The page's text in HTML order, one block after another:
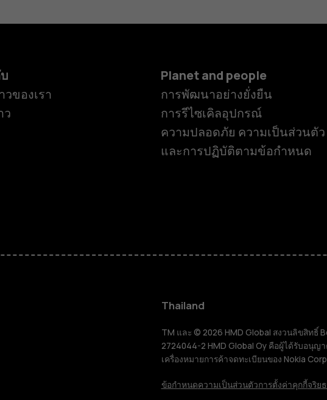
สมาร์ทโฟน
ฟีเจอร์โฟน
อุปกรณ์เสริม
วของเรา
ว
Planet and people
การพัฒนาอย่างยั่งยืน
การรีไซเคิลอุปกรณ์
ความปลอดภัย ความเป็นส่วนตัว
และการปฏิบัติตามข้อกำหนด
Thailand
TM และ © 2026 HMD Global สงวนลิขสิทธิ์
2724044-2 HMD Global Oy คือผู้ได้รับอนุญ
เครื่องหมายการค้าจดทะเบียนของ Nokia
ข้อกำหนดความเป็นส่วนตัวการตั้งค่าคุกกี้จริย